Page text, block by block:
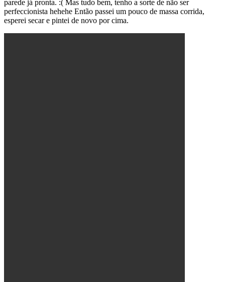
parede já pronta. :( Mas tudo bem, tenho a sorte de não ser
perfeccionista hehehe Então passei um pouco de massa corrida,
esperei secar e pintei de novo por cima.